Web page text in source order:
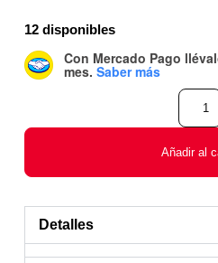
12 disponibles
Con Mercado Pago
mes. Saber más
Añadir al
Detalles